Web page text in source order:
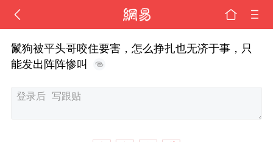
鬣狗被平头哥咬住要害，怎么挣扎也无济于事，只
能发出阵阵惨叫